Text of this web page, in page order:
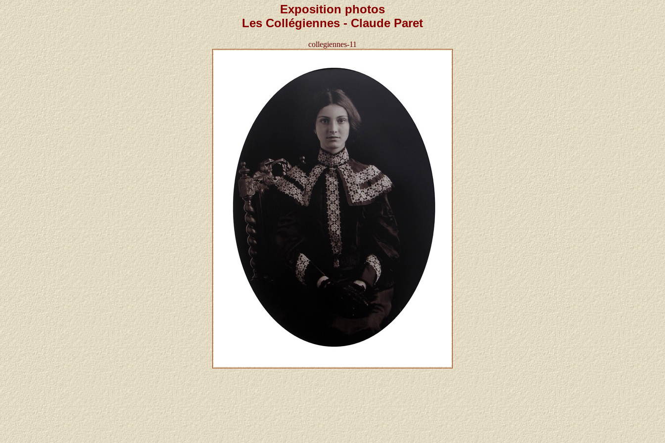
Exposition photos
Les Collégiennes - Claude Paret
collegiennes-11